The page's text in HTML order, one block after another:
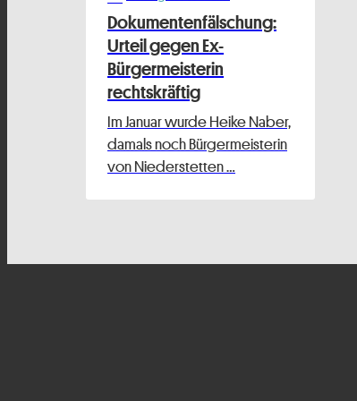
Dokumentenfälschung:
Urteil gegen Ex-
Bürgermeisterin
rechtskräftig
Im Januar wurde Heike Naber,
damals noch Bürgermeisterin
von Niederstetten …